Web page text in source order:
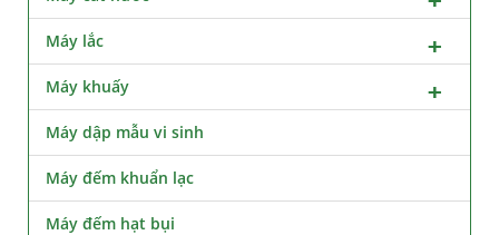
Máy lắc
Máy khuấy
Máy dập mẫu vi sinh
Máy đếm khuẩn lạc
Máy đếm hạt bụi